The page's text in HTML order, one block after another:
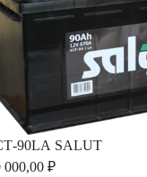
90LА SALUT
000,00 ₽